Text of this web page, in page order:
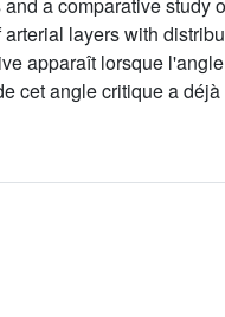
a comparative study
layers with
apparaît lorsque
cet angle critique a